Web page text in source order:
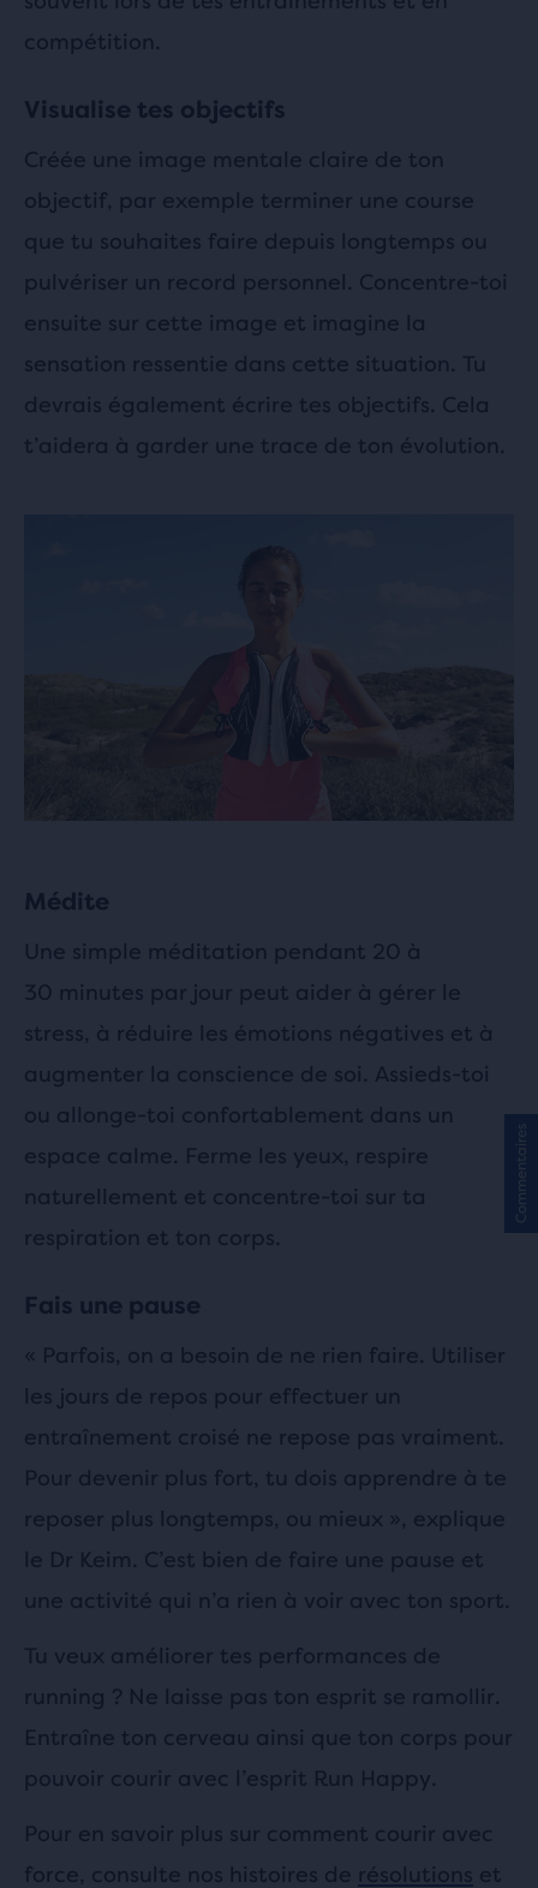
compétition.
Visualise tes objectifs
Créée une image mentale claire de ton
objectif, par exemple terminer une course
que tu souhaites faire depuis longtemps ou
pulvériser un record personnel. Concentre-toi
ensuite sur cette image et imagine la
sensation ressentie dans cette situation. Tu
devrais également écrire tes objectifs. Cela
t’aidera à garder une trace de ton évolution.
Médite
Une simple méditation pendant 20 à
30 minutes par jour peut aider à gérer le
stress, à réduire les émotions négatives et à
augmenter la conscience de soi. Assieds-toi
ou allonge-toi confortablement dans un
espace calme. Ferme les yeux, respire
naturellement et concentre-toi sur ta
respiration et ton corps.
Fais une pause
« Parfois, on a besoin de ne rien faire. Utiliser
les jours de repos pour effectuer un
entraînement croisé ne repose pas vraiment.
Pour devenir plus fort, tu dois apprendre à te
reposer plus longtemps, ou mieux », explique
le Dr Keim. C’est bien de faire une pause et
une activité qui n’a rien à voir avec ton sport.
Tu veux améliorer tes performances de
running ? Ne laisse pas ton esprit se ramollir.
Entraîne ton cerveau ainsi que ton corps pour
pouvoir courir avec l’esprit Run Happy.
Pour en savoir plus sur comment courir avec
force, consulte nos histoires de résolutions et
Commentaires